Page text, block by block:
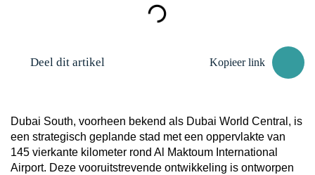
Deel dit artikel Kopieer link
Dubai South, voorheen bekend als Dubai World Central, is
een strategisch geplande stad met een oppervlakte van
145 vierkante kilometer rond Al Maktoum International
Airport. Deze vooruitstrevende ontwikkeling is ontworpen